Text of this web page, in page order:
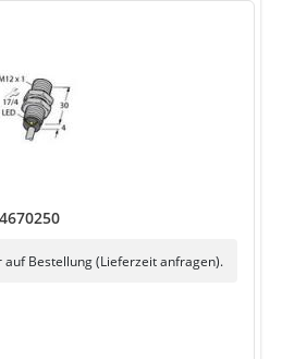
auf Bestellung (Lieferzeit anfragen).